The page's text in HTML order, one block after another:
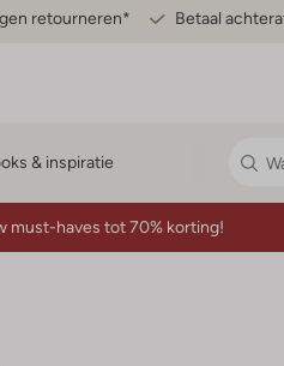
retourneren* Betaal
& inspiratie
must-haves tot 70% korting!